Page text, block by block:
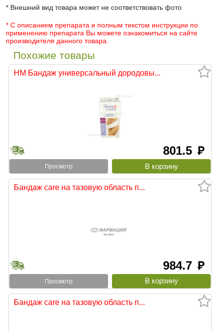
* Внешний вид товара может не соответствовать фото
* С описанием препарата и полным текстом инструкции по
применению препарата Вы можете ознакомиться на сайте
производителя данного товара.
Похожие товары
НМ Бандаж универсальный дородовы...
801.5 руб
Просмотр
Бандаж care на тазовую область п...
984.7 руб
Просмотр
Бандаж care на тазовую область п...